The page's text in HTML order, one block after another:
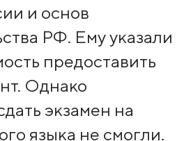
и основ
РФ. Ему указали
предоставить
Однако
экзамен на
языка не смогли.